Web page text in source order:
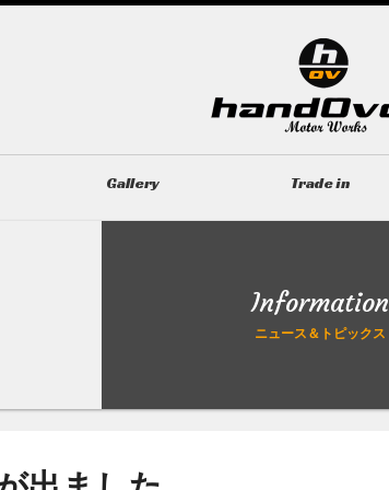
Gallery Trade in
Information
ニュース＆トピックス